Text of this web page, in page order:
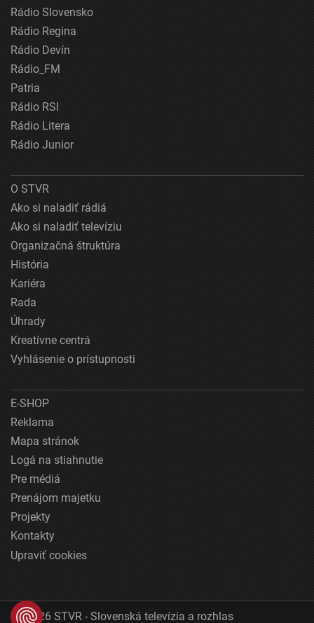
Rádio Slovensko
Rádio Regina
Rádio Devín
Rádio_FM
Patria
Rádio RSI
Rádio Litera
Rádio Junior
O STVR
Ako si naladiť rádiá
Ako si naladiť televíziu
Organizačná štruktúra
História
Kariéra
Rada
Úhrady
Kreatívne centrá
Vyhlásenie o prístupnosti
E-SHOP
Reklama
Mapa stránok
Logá na stiahnutie
Pre médiá
Prenájom majetku
Projekty
Kontakty
Upraviť cookies
© 2026 STVR - Slovenská televízia a rozhlas